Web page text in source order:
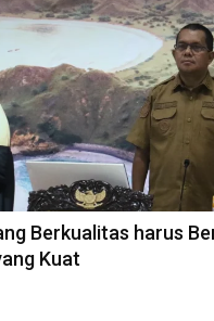
Berkualitas harus
Kuat